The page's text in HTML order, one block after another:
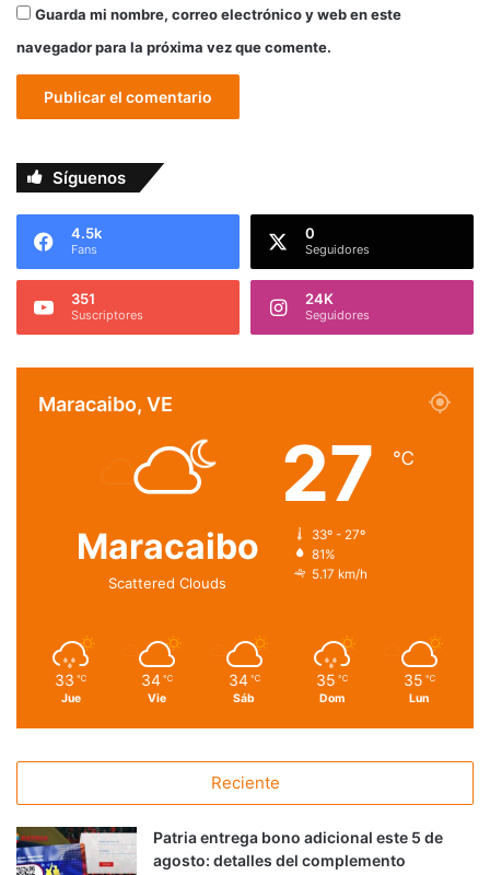
Guarda mi nombre, correo electrónico y web en este
navegador para la próxima vez que comente.
Síguenos
4.5k
Fans
0
Seguidores
351
Suscriptores
24K
Seguidores
Maracaibo, VE
Maracaibo
Scattered Clouds
27 ℃
33º - 27º
81%
5.17 km/h
33 ℃
Jue
34 ℃
Vie
34 ℃
Sáb
35 ℃
Dom
35 ℃
Lun
Reciente
Patria entrega bono adicional este 5 de
agosto: detalles del complemento